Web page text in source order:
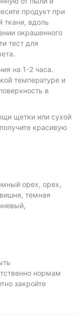
продукт при
ткани, вдоль
окрашенного
тест для
на 1-2 часа.
температуре и
в
щетки или сухой
красивую
орех, орех,
темная
нормам
закройте